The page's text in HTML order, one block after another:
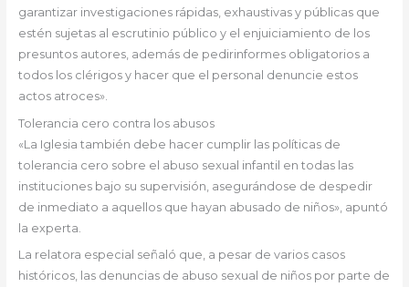
garantizar investigaciones rápidas, exhaustivas y públicas que
estén sujetas al escrutinio público y el enjuiciamiento de los
presuntos autores, además de pedirinformes obligatorios a
todos los clérigos y hacer que el personal denuncie estos
actos atroces».
Tolerancia cero contra los abusos
«La Iglesia también debe hacer cumplir las políticas de
tolerancia cero sobre el abuso sexual infantil en todas las
instituciones bajo su supervisión, asegurándose de despedir
de inmediato a aquellos que hayan abusado de niños», apuntó
la experta.
La relatora especial señaló que, a pesar de varios casos
históricos, las denuncias de abuso sexual de niños por parte de